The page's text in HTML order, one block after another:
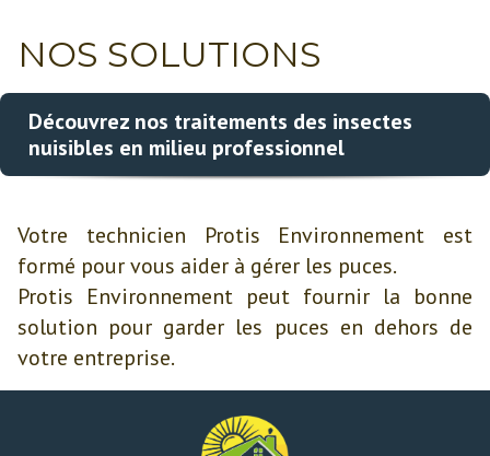
NOS SOLUTIONS
Découvrez nos traitements des insectes
nuisibles en milieu professionnel
Votre technicien Protis Environnement est
formé pour vous aider à gérer les puces.
Protis Environnement peut fournir la bonne
solution pour garder les puces en dehors de
votre entreprise.